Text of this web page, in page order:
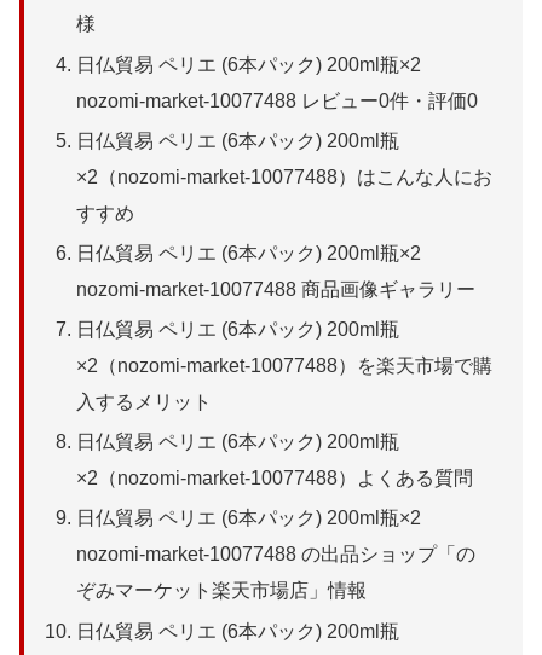
様
日仏貿易 ペリエ (6本パック) 200ml瓶×2
nozomi-market-10077488 レビュー0件・評価0
日仏貿易 ペリエ (6本パック) 200ml瓶
×2（nozomi-market-10077488）はこんな人にお
すすめ
日仏貿易 ペリエ (6本パック) 200ml瓶×2
nozomi-market-10077488 商品画像ギャラリー
日仏貿易 ペリエ (6本パック) 200ml瓶
×2（nozomi-market-10077488）を楽天市場で購
入するメリット
日仏貿易 ペリエ (6本パック) 200ml瓶
×2（nozomi-market-10077488）よくある質問
日仏貿易 ペリエ (6本パック) 200ml瓶×2
nozomi-market-10077488 の出品ショップ「の
ぞみマーケット楽天市場店」情報
日仏貿易 ペリエ (6本パック) 200ml瓶